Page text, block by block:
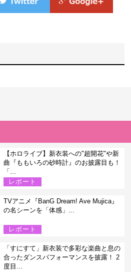
【ホロライブ】新衣装への"超開花"や新
曲『ももいろの砂時計』のお披露目も！
「...
レポート
TVアニメ『BanG Dream! Ave Mujica』
の名シーンを「体感」...
レポート
「すにすて」新衣装で多彩な楽曲と息の
合ったダンスパフォーマンスを披露！ 2
度目...